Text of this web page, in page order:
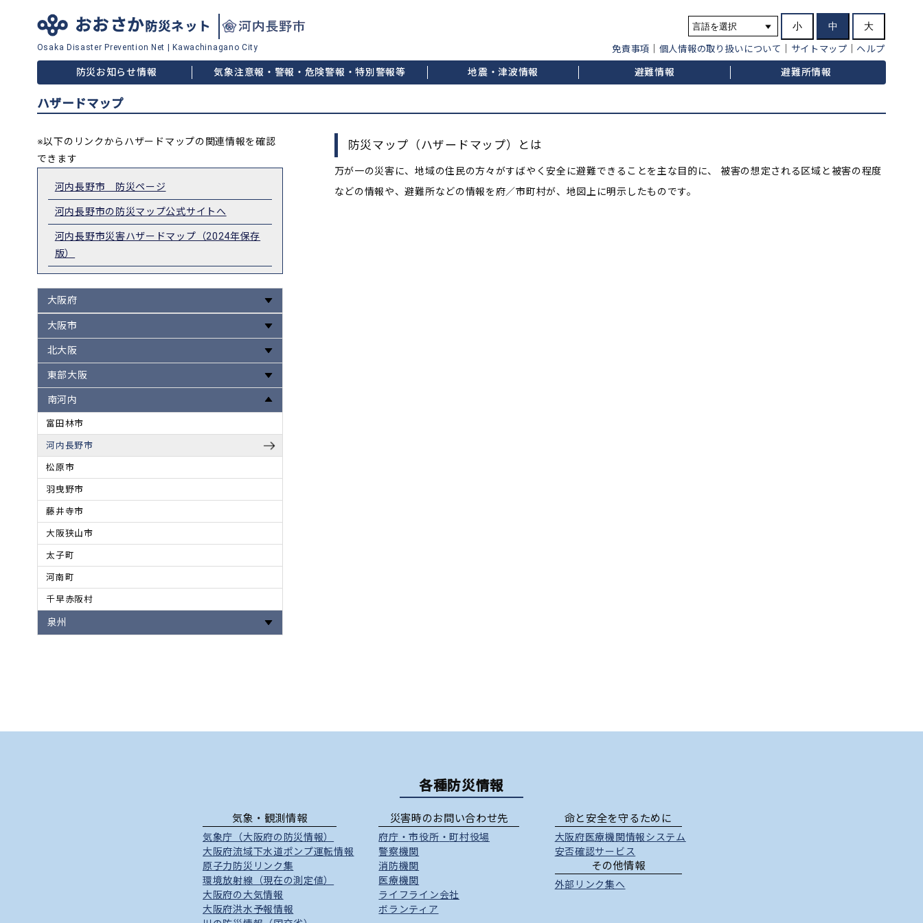
おおさか防災ネット
Osaka Disaster Prevention Net Kawachinagano City
小 中 大
免責事項 個人情報の取り扱いについて サイトマップ ヘルプ
防災お知らせ情報 気象注意報・警報・危険警報・特別警報等 地震・津波情報 避難情報 避難所情報
ハザードマップ
※以下のリンクからハザードマップの関連情報を確認
できます
河内長野市 防災ページ
河内長野市の防災マップ公式サイトへ
河内長野市災害ハザードマップ（2024年保存
版）
大阪府
大阪市
北大阪
東部大阪
南河内
富田林市
河内長野市
松原市
羽曳野市
藤井寺市
大阪狭山市
太子町
河南町
千早赤阪村
泉州
防災マップ（ハザードマップ）とは
万が一の災害に、地域の住民の方々がすばやく安全に避難できることを主な目的に、 被害の想定される区域と被害の程度
などの情報や、避難所などの情報を府／市町村が、地図上に明示したものです。
各種防災情報
気象・観測情報
気象庁（大阪府の防災情報）
大阪府流域下水道ポンプ運転情報
原子力防災リンク集
環境放射線（現在の測定値）
大阪府の大気情報
大阪府洪水予報情報
災害時のお問い合わせ先
府庁 ・市役所 ・町村役場
警察機関
消防機関
医療機関
ライフライン会社
ボランティア
命と安全を守るために
大阪府医療機関情報システム
安否確認サービス
その他情報
外部リンク集へ